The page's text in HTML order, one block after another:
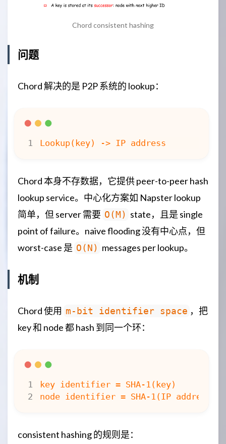
Chord consistent hashing
问题
Chord 解决的是 P2P 系统的 lookup：
Chord 本身不存数据，它提供 peer-to-peer hash
lookup service。中心化方案如 Napster lookup
简单，但 server 需要 O(M) state，且是 single
point of failure。naive flooding 没有中心点，但
worst-case 是 O(N) messages per lookup。
机制
Chord 使用 m-bit identifier space ，把
key 和 node 都 hash 到同一个环：
consistent hashing 的规则是：